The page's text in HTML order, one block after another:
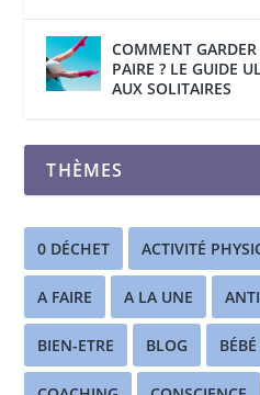
COMMENT
PAIRE ? LE GUIDE
AUX SOLITAIRES
THÈMES
0 DÉCHET ACTIVITÉ
A FAIRE A LA UNE
BIEN-ETRE BLOG BÉBÉ